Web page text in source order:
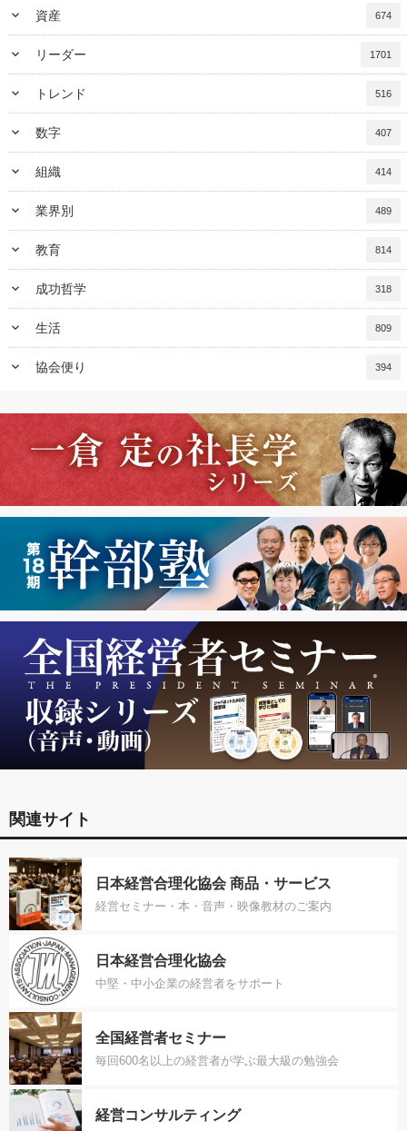
keyboard_arrow_down 資産 674
keyboard_arrow_down リーダー 1701
keyboard_arrow_down トレンド 516
keyboard_arrow_down 数字 407
keyboard_arrow_down 組織 414
keyboard_arrow_down 業界別 489
keyboard_arrow_down 教育 814
keyboard_arrow_down 成功哲学 318
keyboard_arrow_down 生活 809
keyboard_arrow_down 協会便り 394
関連サイト
日本経営合理化協会 商品・サービス
経営セミナー・本・音声・映像教材のご案内
日本経営合理化協会
中堅・中小企業の経営者をサポート
全国経営者セミナー
毎回600名以上の経営者が学ぶ最大級の勉強会
経営コンサルティング